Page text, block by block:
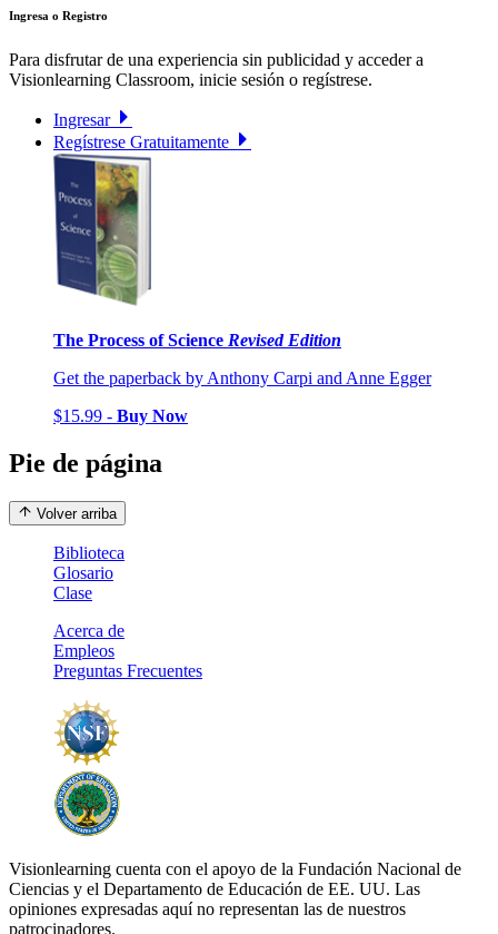
Ingresa o Registro
Para disfrutar de una experiencia sin publicidad y acceder a
Visionlearning Classroom, inicie sesión o regístrese.
Ingresar
Regístrese Gratuitamente
The Process of Science Revised Edition
Get the paperback by Anthony Carpi and Anne Egger
$15.99 - Buy Now
Pie de página
Volver arriba
Biblioteca
Glosario
Clase
Acerca de
Empleos
Preguntas Frecuentes
Visionlearning cuenta con el apoyo de la Fundación Nacional de
Ciencias y el Departamento de Educación de EE. UU. Las
opiniones expresadas aquí no representan las de nuestros
patrocinadores.